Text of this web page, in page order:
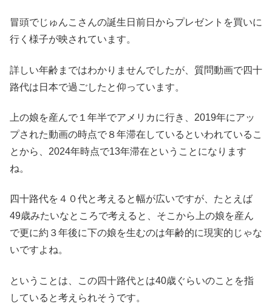
冒頭でじゅんこさんの誕生日前日からプレゼントを買いに
行く様子が映されています。
詳しい年齢まではわかりませんでしたが、質問動画で四十
路代は日本で過ごしたと仰っています。
上の娘を産んで１年半でアメリカに行き、2019年にアッ
プされた動画の時点で８年滞在しているといわれているこ
とから、2024年時点で13年滞在ということになります
ね。
四十路代を４０代と考えると幅が広いですが、たとえば
49歳みたいなところで考えると、そこから上の娘を産ん
で更に約３年後に下の娘を生むのは年齢的に現実的じゃな
いですよね。
ということは、この四十路代とは40歳ぐらいのことを指
していると考えられそうです。